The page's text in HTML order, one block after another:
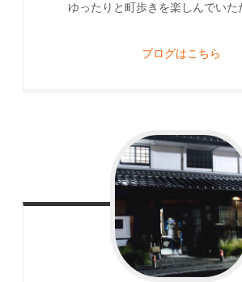
ゆったりと町歩きを楽しんでいた
ブログはこちら